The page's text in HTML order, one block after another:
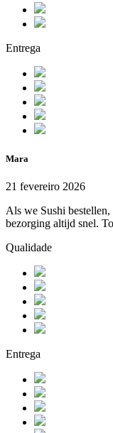
Entrega
Mara
21 fevereiro 2026
Als we Sushi
bezorging altijd snel.
Qualidade
Entrega